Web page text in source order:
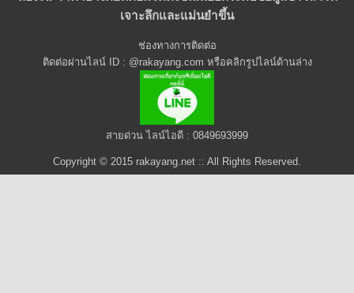
เจาะลึกและแม่นยำขึ้น
ช่องทางการติดต่อ
ติดต่อผ่านไลน์ ID : @rakayang.com หรือคลิกรูปไลน์ด้านล่าง
สายด่วน ไลน์ไอดี : 0849693999
Copyright © 2015 rakayang.net :: All Rights Reserved.